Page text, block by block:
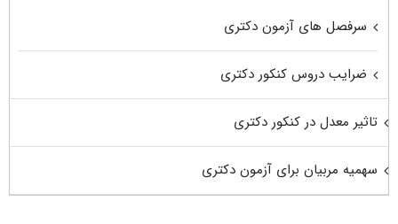
سرفصل های آزمون دکتری
ضرایب دروس کنکور دکتری
تاثیر معدل در کنکور دکتری
سهمیه مربیان برای آزمون دکتری